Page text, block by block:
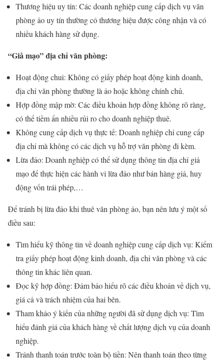
Thương hiệu uy tín: Các doanh nghiệp cung cấp dịch vụ văn
phòng ảo uy tín thường có thương hiệu được công nhận và có
nhiều khách hàng sử dụng.
“Giả mạo” địa chỉ văn phòng:
Hoạt động chui: Không có giấy phép hoạt động kinh doanh,
địa chỉ văn phòng thường là ảo hoặc không chính chủ.
Hợp đồng mập mờ: Các điều khoản hợp đồng không rõ ràng,
có thể tiềm ẩn nhiều rủi ro cho doanh nghiệp thuê.
Không cung cấp dịch vụ thực tế: Doanh nghiệp chỉ cung cấp
địa chỉ mà không có các dịch vụ hỗ trợ văn phòng đi kèm.
Lừa đảo: Doanh nghiệp có thể sử dụng thông tin địa chỉ giả
mạo để thực hiện các hành vi lừa đảo như bán hàng giả, huy
động vốn trái phép,…
Để tránh bị lừa đảo khi thuê văn phòng ảo, bạn nên lưu ý một số
điều sau:
Tìm hiểu kỹ thông tin về doanh nghiệp cung cấp dịch vụ: Kiểm
tra giấy phép hoạt động kinh doanh, địa chỉ văn phòng và các
thông tin khác liên quan.
Đọc kỹ hợp đồng: Đảm bảo hiểu rõ các điều khoản về dịch vụ,
giá cả và trách nhiệm của hai bên.
Tham khảo ý kiến của những người đã sử dụng dịch vụ: Tìm
hiểu đánh giá của khách hàng về chất lượng dịch vụ của doanh
nghiệp.
Tránh thanh toán trước toàn bộ tiền: Nên thanh toán theo từng